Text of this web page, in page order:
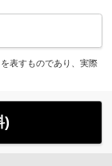
表すものであり、実際
)